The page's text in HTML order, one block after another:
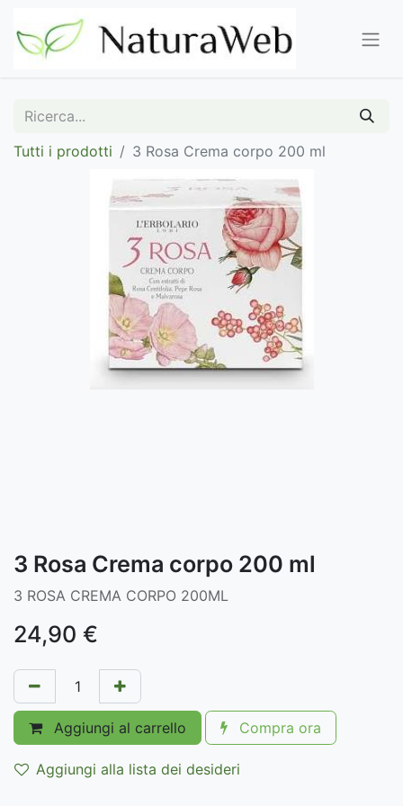
Tutti i prodotti 3 Rosa Crema corpo 200 ml
3 Rosa Crema corpo 200 ml
3 ROSA CREMA CORPO 200ML
24,90 €
Aggiungi al carrello Compra ora
Aggiungi alla lista dei desideri